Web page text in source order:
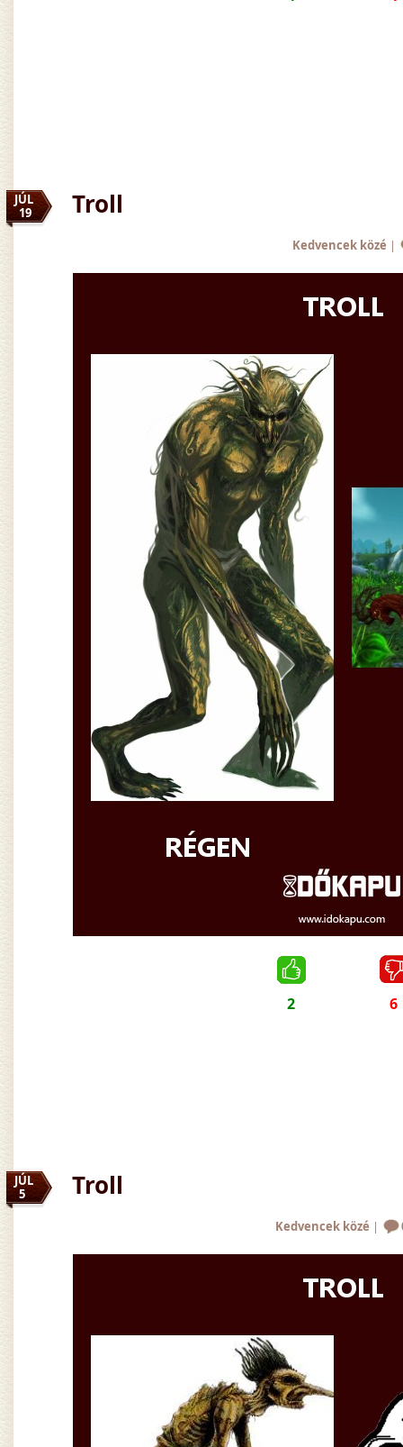
JÚL
19
Troll
Kedvencek közé |
2 6
JÚL
5
Troll
Kedvencek közé |